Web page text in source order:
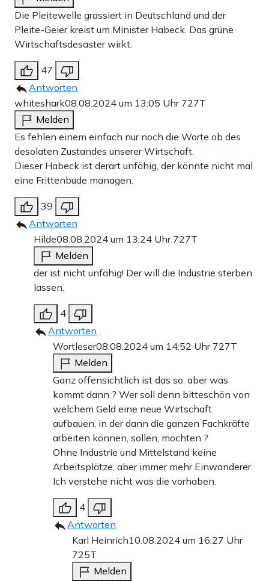
Teilen:
Zu den Kommentaren (31)
Einmalig
Apollo News unterstützen
Zahlungsoptionen:
10 €
15 € 25 € 50 € 100 €
Die Pleitewelle grassiert in Deutschland und der
Pleite-Geier kreist um Minister Habeck. Das grüne
Wirtschaftsdesaster wirkt.
47
Antworten
whiteshark08.08.2024 um 13:05 Uhr 727T
Melden
Es fehlen einem einfach nur noch die Worte ob des
desolaten Zustandes unserer Wirtschaft.
Dieser Habeck ist derart unfähig, der könnte nicht mal
eine Frittenbude managen.
39
Antworten
Hilde08.08.2024 um 13:24 Uhr 727T
Melden
der ist nicht unfähig! Der will die Industrie sterben
lassen.
4
Antworten
Wortleser08.08.2024 um 14:52 Uhr 727T
Melden
Ganz offensichtlich ist das so, aber was
kommt dann ? Wer soll denn bitteschön von
welchem Geld eine neue Wirtschaft
aufbauen, in der dann die ganzen Fachkräfte
arbeiten können, sollen, möchten ?
Ohne Industrie und Mittelstand keine
Arbeitsplätze, aber immer mehr Einwanderer.
Ich verstehe nicht was die vorhaben.
4
Antworten
Karl Heinrich10.08.2024 um 16:27 Uhr
725T
Melden